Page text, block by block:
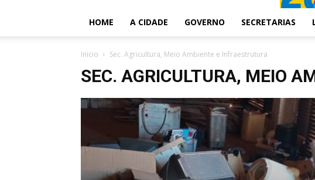
HOME A CIDADE GOVERNO SECRETARIAS
Inicio Sec. Agricultura, Meio Ambiente e Infraestrutura
SEC. AGRICULTURA, MEIO